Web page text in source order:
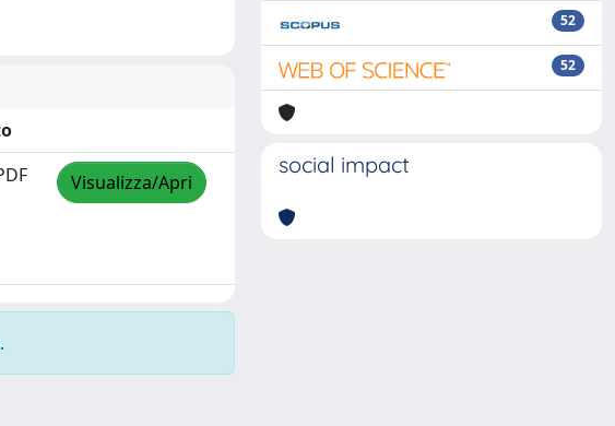
Visualizza/Apri
52
52
social impact